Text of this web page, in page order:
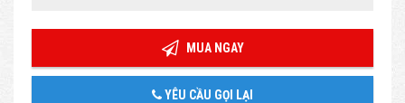
MUA NGAY
YÊU CẦU GỌI LẠI